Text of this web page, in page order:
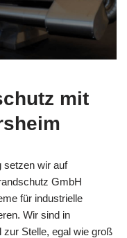
mit
setzen wir auf
GmbH
für industrielle
Wir sind in
Stelle, egal wie groß